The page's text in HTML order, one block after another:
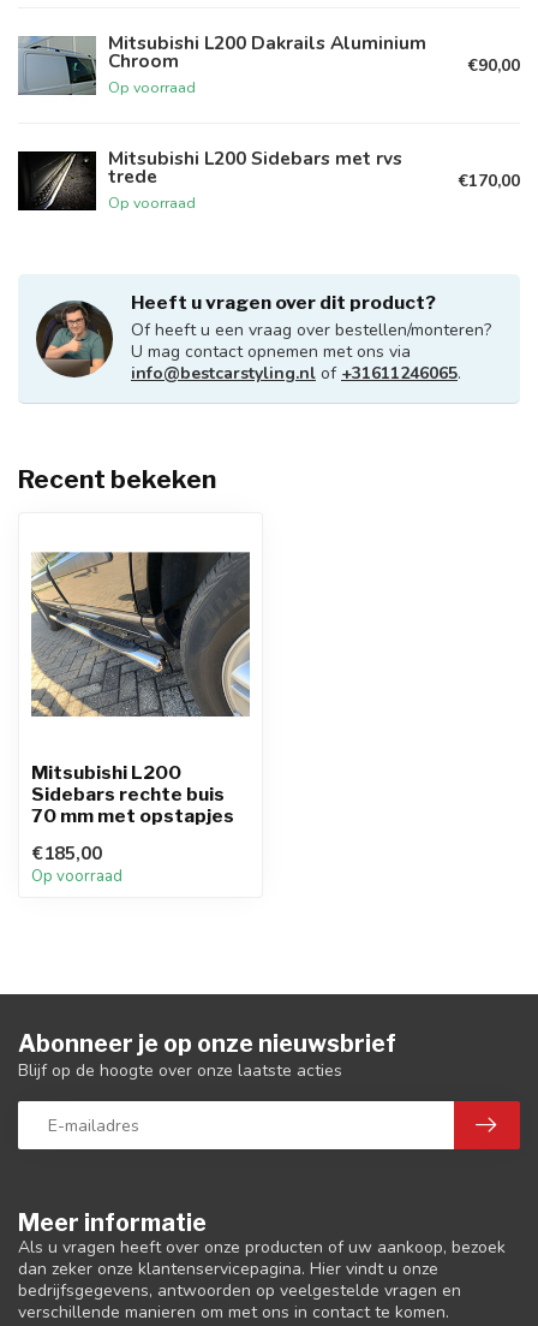
Mitsubishi L200 Dakrails Aluminium
Chroom
Op voorraad
€90,00
Mitsubishi L200 Sidebars met rvs
trede
Op voorraad
€170,00
Heeft u vragen over dit product?
Of heeft u een vraag over bestellen/monteren?
U mag contact opnemen met ons via
info@bestcarstyling.nl of +31611246065.
Recent bekeken
Mitsubishi L200
Sidebars rechte buis
70 mm met opstapjes
€185,00
Op voorraad
Meer informatie
Als u vragen heeft over onze producten of uw aankoop, bezoek
dan zeker onze klantenservicepagina. Hier vindt u onze
bedrijfsgegevens, antwoorden op veelgestelde vragen en
verschillende manieren om met ons in contact te komen.
Abonneer je op onze nieuwsbrief
Blijf op de hoogte over onze laatste acties